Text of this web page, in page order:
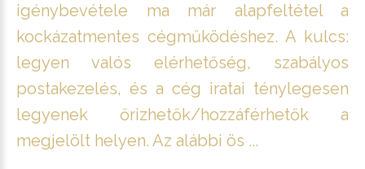
igénybevétele ma már alapfeltétel a
kockázatmentes cégműködéshez. A kulcs:
legyen valós elérhetőség, szabályos
postakezelés, és a cég iratai ténylegesen
legyenek őrizhetők/hozzáférhetők a
megjelölt helyen. Az alábbi ös ...